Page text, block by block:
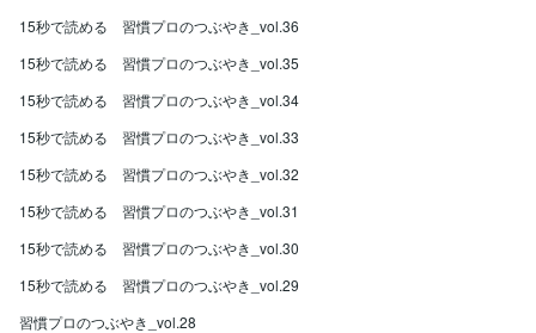
15秒で読める 習慣プロのつぶやき_vol.36
15秒で読める 習慣プロのつぶやき_vol.35
15秒で読める 習慣プロのつぶやき_vol.34
15秒で読める 習慣プロのつぶやき_vol.33
15秒で読める 習慣プロのつぶやき_vol.32
15秒で読める 習慣プロのつぶやき_vol.31
15秒で読める 習慣プロのつぶやき_vol.30
15秒で読める 習慣プロのつぶやき_vol.29
習慣プロのつぶやき_vol.28